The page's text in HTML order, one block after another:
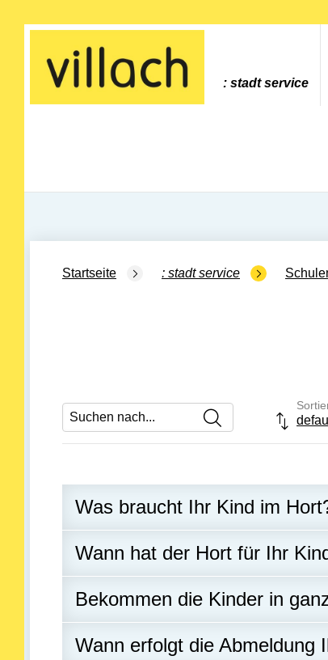
Gehe zur Startseite
stadt service
Startseite stadt service
Suchen nach
Drop-
Was braucht Ihr Kind im
Wann hat der Hort für Ihr
Bekommen die Kinder in
Wann erfolgt die Abmeldung